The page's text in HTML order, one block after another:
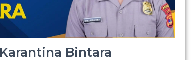
Karantina Bintara